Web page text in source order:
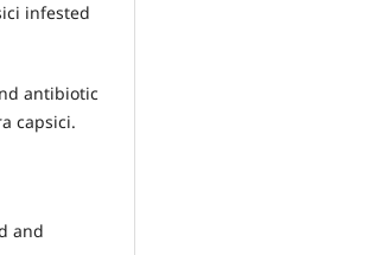
infested
antibiotic
capsici.
and